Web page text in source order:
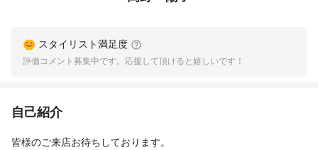
スタイリスト満足度
評価コメント募集中です。応援して頂けると嬉しいです！
自己紹介
皆様のご来店お待ちしております。